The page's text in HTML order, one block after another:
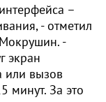
–
- отметил
-
экран
или вызов
минут. За это